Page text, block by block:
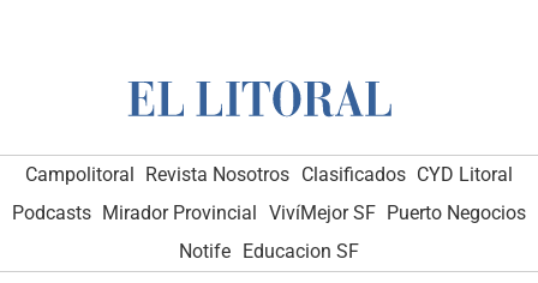
Campolitoral Revista Nosotros Clasificados CYD Litoral
Podcasts Mirador Provincial VivíMejor SF Puerto Negocios
Notife Educacion SF